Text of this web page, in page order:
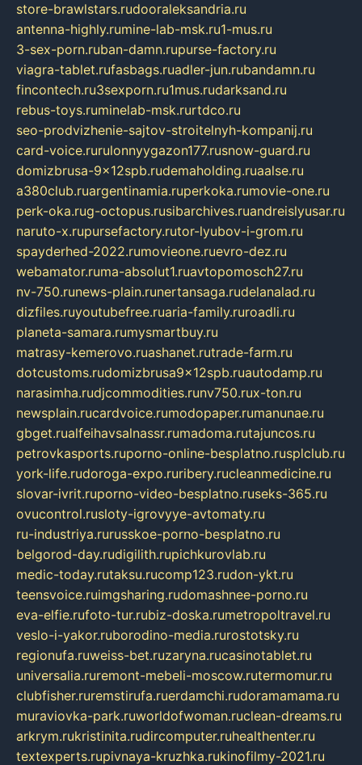
store-brawlstars.rudooraleksandria.ru
antenna-highly.rumine-lab-msk.ru1-mus.ru
3-sex-porn.ruban-damn.rupurse-factory.ru
viagra-tablet.rufasbags.ruadler-jun.rubandamn.ru
fincontech.ru3sexporn.ru1mus.rudarksand.ru
rebus-toys.ruminelab-msk.rurtdco.ru
seo-prodvizhenie-sajtov-stroitelnyh-kompanij.ru
card-voice.rurulonnyygazon177.rusnow-guard.ru
domizbrusa-9x12spb.rudemaholding.ruaalse.ru
a380club.ruargentinamia.ruperkoka.rumovie-one.ru
perk-oka.rug-octopus.rusibarchives.ruandreislyusar.ru
naruto-x.rupursefactory.rutor-lyubov-i-grom.ru
spayderhed-2022.rumovieone.ruevro-dez.ru
webamator.ruma-absolut1.ruavtopomosch27.ru
nv-750.runews-plain.runertansaga.rudelanalad.ru
dizfiles.ruyoutubefree.ruaria-family.ruroadli.ru
planeta-samara.rumysmartbuy.ru
matrasy-kemerovo.ruashanet.rutrade-farm.ru
dotcustoms.rudomizbrusa9x12spb.ruautodamp.ru
narasimha.rudjcommodities.runv750.rux-ton.ru
newsplain.rucardvoice.rumodopaper.rumanunae.ru
gbget.rualfeihavsalnassr.rumadoma.rutajuncos.ru
petrovkasports.ruporno-online-besplatno.rusplclub.ru
york-life.rudoroga-expo.ruribery.rucleanmedicine.ru
slovar-ivrit.ruporno-video-besplatno.ruseks-365.ru
ovucontrol.rusloty-igrovyye-avtomaty.ru
ru-industriya.rurusskoe-porno-besplatno.ru
belgorod-day.rudigilith.rupichkurovlab.ru
medic-today.rutaksu.rucomp123.rudon-ykt.ru
teensvoice.ruimgsharing.rudomashnee-porno.ru
eva-elfie.rufoto-tur.rubiz-doska.rumetropoltravel.ru
veslo-i-yakor.ruborodino-media.rurostotsky.ru
regionufa.ruweiss-bet.ruzaryna.rucasinotablet.ru
universalia.ruremont-mebeli-moscow.rutermomur.ru
clubfisher.ruremstirufa.ruerdamchi.rudoramamama.ru
muraviovka-park.ruworldofwoman.ruclean-dreams.ru
arkrym.rukristinita.rudircomputer.ruhealthenter.ru
textexperts.rupivnaya-kruzhka.rukinofilmy-2021.ru